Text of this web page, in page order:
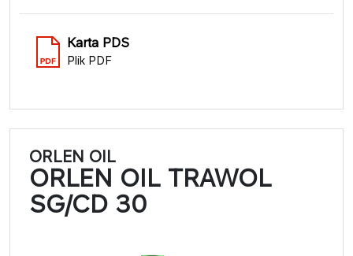
Karta PDS
Plik PDF
ORLEN OIL
ORLEN OIL TRAWOL
SG/CD 30